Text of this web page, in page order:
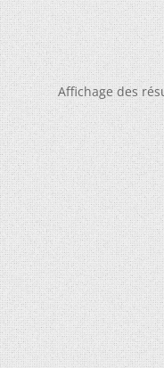
Affichage des